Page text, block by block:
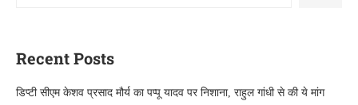
Recent Posts
डिप्टी सीएम केशव प्रसाद मौर्य का पप्पू यादव पर निशाना, राहुल गांधी से की ये मांग